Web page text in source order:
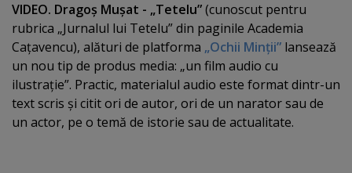
VIDEO. Dragoş Muşat - „Tetelu”(cunoscut pentru
rubrica „Jurnalul lui Tetelu” din paginile Academia
Caţavencu), alături de platforma „Ochii Minţii” lansează
un nou tip de produs media: „un film audio cu
ilustraţie”. Practic, materialul audio este format dintr-un
text scris şi citit ori de autor, ori de un narator sau de
un actor, pe o temă de istorie sau de actualitate.